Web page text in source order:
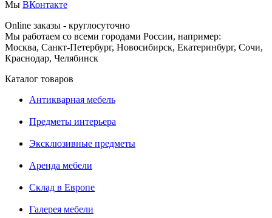
Мы ВКонтакте
Online заказы - круглосуточно
Мы работаем со всеми городами России, например:
Москва, Санкт-Петербург, Новосибирск, Екатеринбург, Сочи,
Краснодар, Челябинск
Каталог товаров
Антикварная мебель
Предметы интерьера
Эксклюзивные предметы
Аренда мебели
Склад в Европе
Галерея мебели